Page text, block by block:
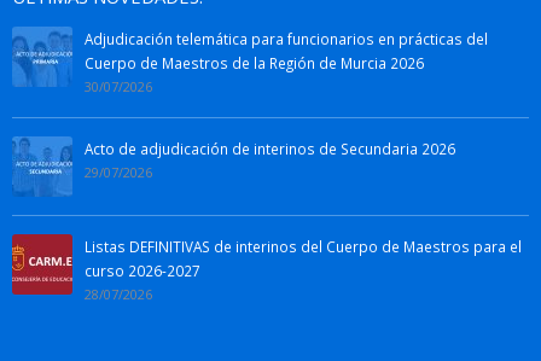
Adjudicación telemática para funcionarios en prácticas del
Cuerpo de Maestros de la Región de Murcia 2026
30/07/2026
Acto de adjudicación de interinos de Secundaria 2026
29/07/2026
Listas DEFINITIVAS de interinos del Cuerpo de Maestros para el
curso 2026-2027
28/07/2026